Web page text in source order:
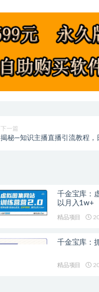
下一篇
揭秘—知识主播直播引流教程，
千金宝库：
以月入1w+
精品项目
千金宝库：
精品项目